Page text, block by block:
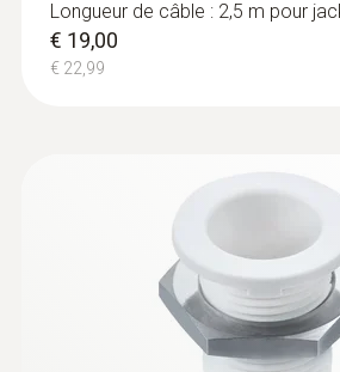
Longueur de câble : 2,5 m pour
€ 19,00
€ 22,99